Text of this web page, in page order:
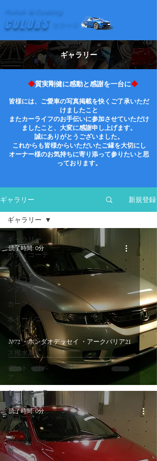
Polish & Coating
COLORS カラーズ
​ギャラリー
◆質実剛健に感動と感謝を一台に◆
皆様には、ご愛車の写真掲載を快くご了承いただ
けましたこと
またカーライフのお手伝いに参加させていただけ
ましたこと、大変に感謝申し上げます。
誠にありがとうございました。
これからも皆様からいただいたご縁を大切にし
オーナー様のお気持ちに寄り添って参りたいと思
っております。
ギャラリー 新規登録
ギャラリー
ボディコーテ
ィング
部分コーティ
ング施工
カーフィルム
ホイールコー
ティング
ウィンドガラ
ス撥水加工
デント・リペ
ア
シートコーテ
ィング
幌コーティン
グ
アルミノール
磨
ギャラリー
№72 ・ホンダオデッセイ ・アークバリア21
読了時間: 0分
読了時間: 0分